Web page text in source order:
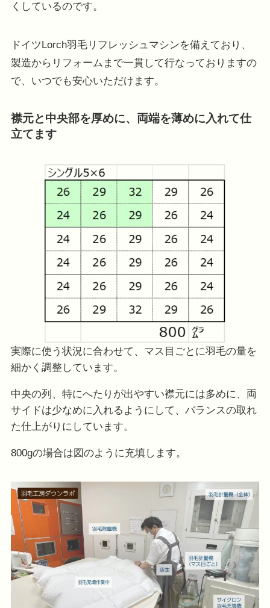
くしているのです。
ドイツLorch羽毛リフレッシュマシンを備えており、
製造からリフォームまで一貫して行なっておりますの
で、いつでも安心いただけます。
襟元と中央部を厚めに、両端を薄めに入れて仕
立てます
実際に使う状況に合わせて、マス目ごとに羽毛の量を
細かく調整しています。
中央の列、特にへたりが出やすい襟元には多めに、両
サイドは少なめに入れるようにして、バランスの取れ
た仕上がりにしています。
800gの場合は図のように充填します。